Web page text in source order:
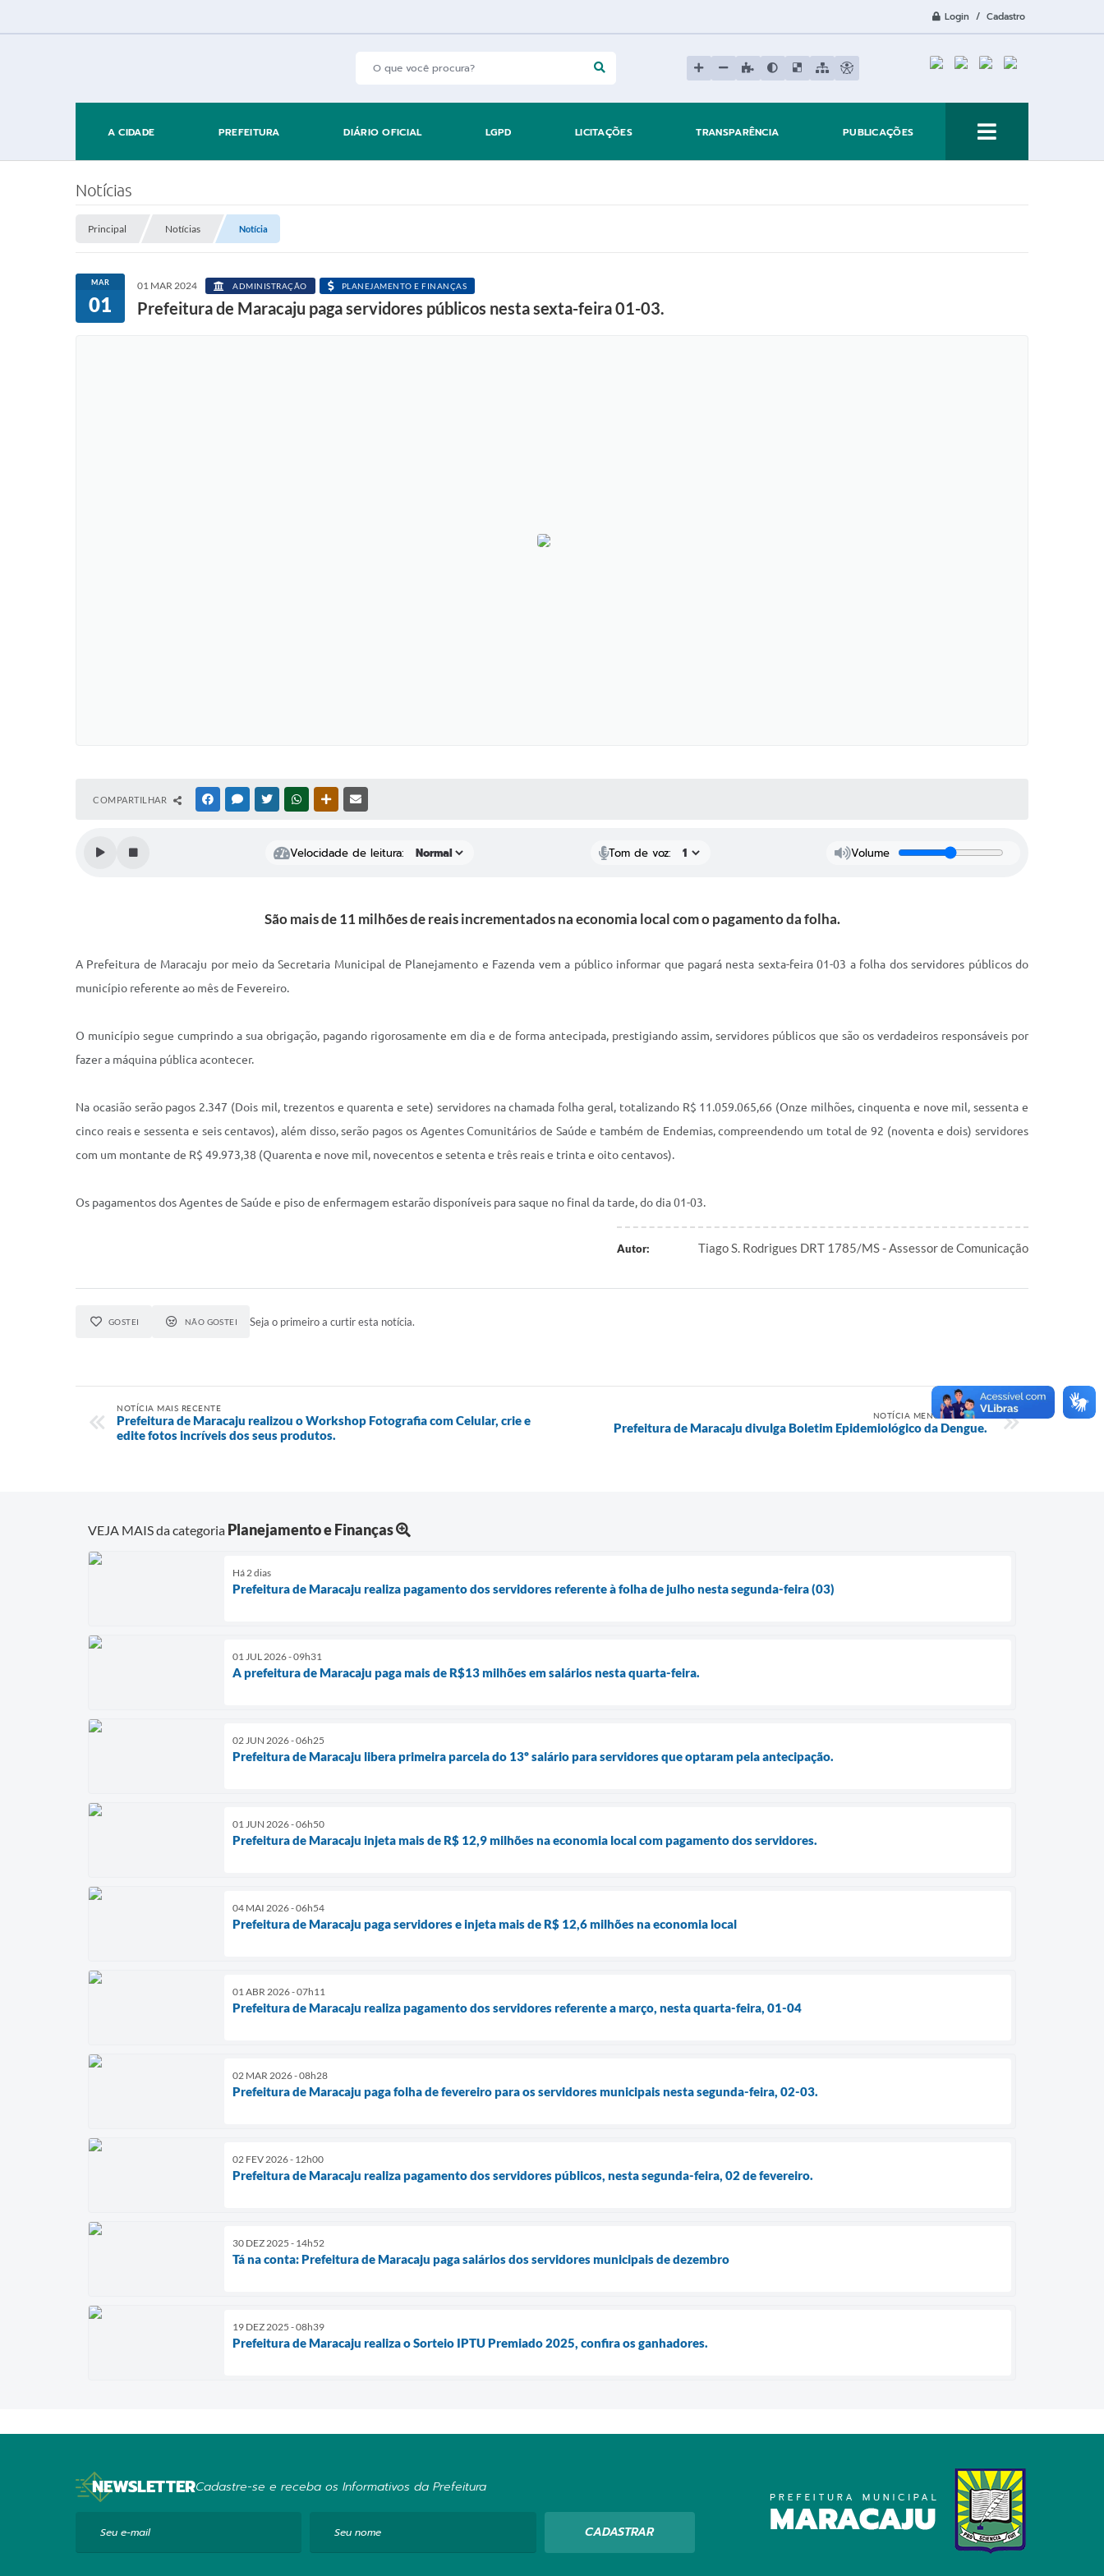
Login / Cadastro
A CIDADE PREFEITURA DIÁRIO OFICIAL LGPD LICITAÇÕES TRANSPARÊNCIA PUBLICAÇÕES
Notícias
Principal Notícias Notícia
MAR
01
01 MAR 2024 ADMINISTRAÇÃO PLANEJAMENTO E FINANÇAS
Prefeitura de Maracaju paga servidores públicos nesta sexta-feira 01-03.
COMPARTILHAR FACEBOOKMESSENGER
TWITTERWHATSAPPOUTRAS MÍDIAS
Velocidade de leitura: Tom de voz: Volume
São mais de 11 milhões de reais incrementados na economia local com o pagamento da folha.
A Prefeitura de Maracaju por meio da Secretaria Municipal de Planejamento e Fazenda vem a público informar que pagará nesta sexta-feira 01-03 a folha dos servidores públicos do
município referente ao mês de Fevereiro.
O município segue cumprindo a sua obrigação, pagando rigorosamente em dia e de forma antecipada, prestigiando assim, servidores públicos que são os verdadeiros responsáveis por
fazer a máquina pública acontecer.
Na ocasião serão pagos 2.347 (Dois mil, trezentos e quarenta e sete) servidores na chamada folha geral, totalizando R$ 11.059.065,66 (Onze milhões, cinquenta e nove mil, sessenta e
cinco reais e sessenta e seis centavos), além disso, serão pagos os Agentes Comunitários de Saúde e também de Endemias, compreendendo um total de 92 (noventa e dois) servidores
com um montante de R$ 49.973,38 (Quarenta e nove mil, novecentos e setenta e três reais e trinta e oito centavos).
Os pagamentos dos Agentes de Saúde e piso de enfermagem estarão disponíveis para saque no final da tarde, do dia 01-03.
Autor: Tiago S. Rodrigues DRT 1785/MS - Assessor de Comunicação
GOSTEI NÃO GOSTEI Seja o primeiro a curtir esta notícia.
NOTÍCIA MAIS RECENTE
Prefeitura de Maracaju realizou o Workshop Fotografia com Celular, crie e
edite fotos incríveis dos seus produtos.
NOTÍCIA MENOS RECENTE
Prefeitura de Maracaju divulga Boletim Epidemiológico da Dengue.
VEJA MAIS da categoria Planejamento e Finanças
Há 2 dias
Prefeitura de Maracaju realiza pagamento dos servidores referente à folha de julho nesta segunda-feira (03)
01 JUL 2026 - 09h31
A prefeitura de Maracaju paga mais de R$13 milhões em salários nesta quarta-feira.
02 JUN 2026 - 06h25
Prefeitura de Maracaju libera primeira parcela do 13º salário para servidores que optaram pela antecipação.
01 JUN 2026 - 06h50
Prefeitura de Maracaju injeta mais de R$ 12,9 milhões na economia local com pagamento dos servidores.
04 MAI 2026 - 06h54
Prefeitura de Maracaju paga servidores e injeta mais de R$ 12,6 milhões na economia local
01 ABR 2026 - 07h11
Prefeitura de Maracaju realiza pagamento dos servidores referente a março, nesta quarta-feira, 01-04
02 MAR 2026 - 08h28
Prefeitura de Maracaju paga folha de fevereiro para os servidores municipais nesta segunda-feira, 02-03.
02 FEV 2026 - 12h00
Prefeitura de Maracaju realiza pagamento dos servidores públicos, nesta segunda-feira, 02 de fevereiro.
30 DEZ 2025 - 14h52
Tá na conta: Prefeitura de Maracaju paga salários dos servidores municipais de dezembro
19 DEZ 2025 - 08h39
Prefeitura de Maracaju realiza o Sorteio IPTU Premiado 2025, confira os ganhadores.
NEWSLETTERCadastre-se e receba os Informativos da Prefeitura
Seu e-mail Seu nome CADASTRAR